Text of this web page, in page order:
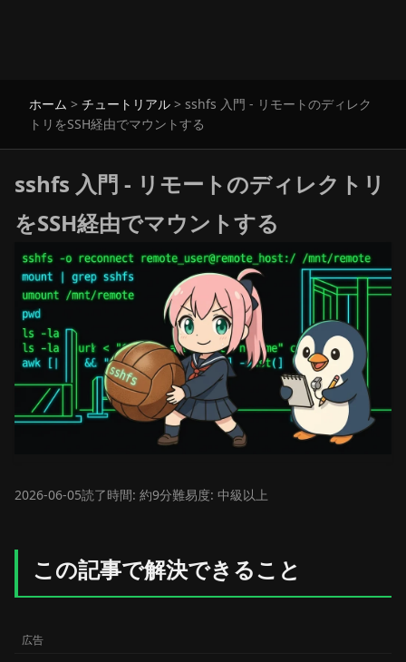
ホーム > チュートリアル > sshfs 入門 - リモートのディレク
トリをSSH経由でマウントする
sshfs 入門 - リモートのディレクトリ
をSSH経由でマウントする
2026-06-05読了時間: 約9分難易度: 中級以上
この記事で解決できること